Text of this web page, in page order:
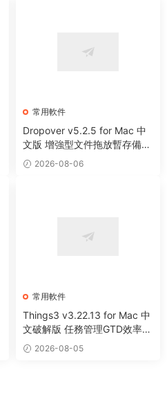
常用軟件
Dropover v5.2.5 for Mac 中
文版 增強型文件拖放暫存備用
整理工具
2026-08-06
常用軟件
Things3 v3.22.13 for Mac 中
文破解版 任務管理GTD效率工
具 2026-08-05